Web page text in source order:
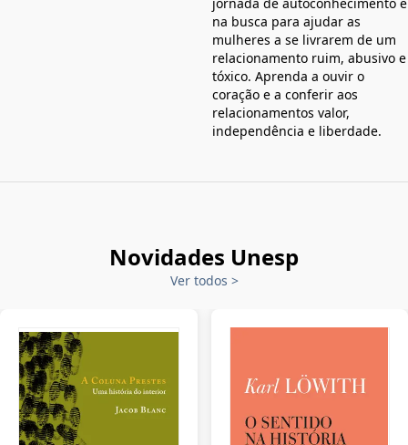
na busca para ajudar as
mulheres a se livrarem de um
relacionamento ruim, abusivo e
tóxico. Aprenda a ouvir o
coração e a conferir aos
relacionamentos valor,
independência e liberdade.
Novidades Unesp
Ver todos >